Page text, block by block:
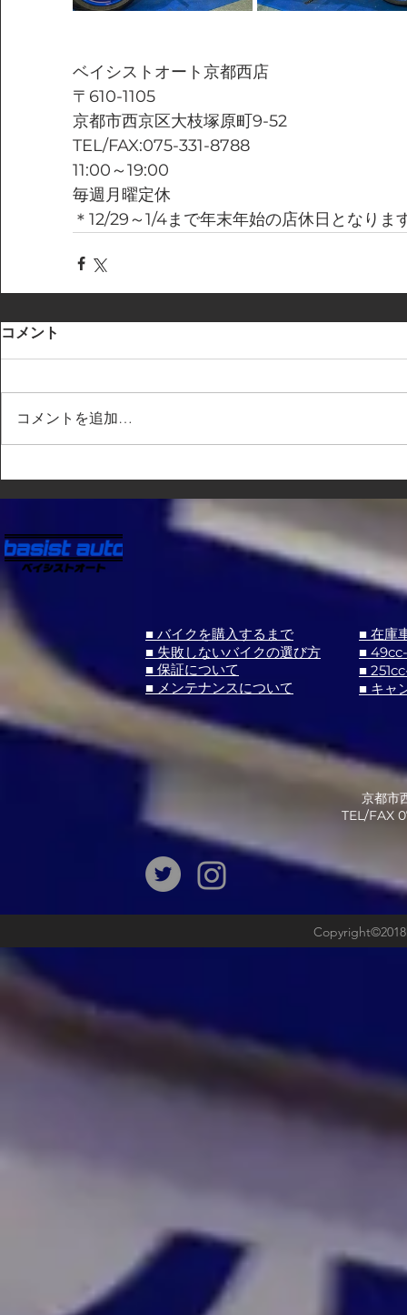
ベイシストオート京都西店
〒610-1105
京都市西京区大枝塚原町9-52
TEL/FAX:075-331-8788
11:00～19:00
毎週月曜定休
＊12/29～1/4まで年末年始の店休日となりま
コメント
コメントを追加…
■ バイクを購入するまで
■ 失敗しないバイクの選び方
■ 保証について
■ メンテナンスについて
■ 在庫
■
■
■ キャ
京都市
​TEL/FAX